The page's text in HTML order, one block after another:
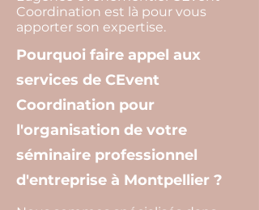
Coordination est là pour vous
apporter son expertise.
Pourquoi faire appel aux
services de CEvent
Coordination pour
l'organisation de votre
séminaire professionnel
d'entreprise à Montpellier ?